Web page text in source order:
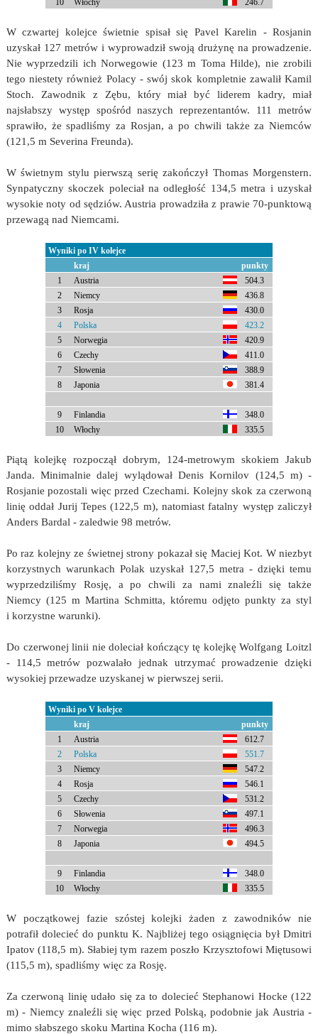
10 Włochy 246.7
W czwartej kolejce świetnie spisał się Pavel Karelin - Rosjanin
uzyskał 127 metrów i wyprowadził swoją drużynę na prowadzenie.
Nie wyprzedzili ich Norwegowie (123 m Toma Hilde), nie zrobili
tego niestety również Polacy - swój skok kompletnie zawalił Kamil
Stoch. Zawodnik z Zębu, który miał być liderem kadry, miał
najsłabszy występ spośród naszych reprezentantów. 111 metrów
sprawiło, że spadliśmy za Rosjan, a po chwili także za Niemców
(121,5 m Severina Freunda).
W świetnym stylu pierwszą serię zakończył Thomas Morgenstern.
Synpatyczny skoczek poleciał na odległość 134,5 metra i uzyskał
wysokie noty od sędziów. Austria prowadziła z prawie 70-punktową
przewagą nad Niemcami.
Wyniki po IV kolejce
kraj
punkty
1
Austria
504.3
2
Niemcy
436.8
3
Rosja
430.0
4
Polska
423.2
5
Norwegia
420.9
6
Czechy
411.0
7
Słowenia
388.9
8
Japonia 381.4
9 Finlandia
348.0
10
Włochy 335.5
Piątą kolejkę rozpoczął dobrym, 124-metrowym skokiem Jakub
Janda. Minimalnie dalej wylądował Denis Kornilov (124,5 m) -
Rosjanie pozostali więc przed Czechami. Kolejny skok za czerwoną
linię oddał Jurij Tepes (122,5 m), natomiast fatalny występ zaliczył
Anders Bardal - zaledwie 98 metrów.
Po raz kolejny ze świetnej strony pokazał się Maciej Kot. W niezbyt
korzystnych warunkach Polak uzyskał 127,5 metra - dzięki temu
wyprzedziliśmy Rosję, a po chwili za nami znaleźli się także
Niemcy (125 m Martina Schmitta, któremu odjęto punkty za styl
i korzystne warunki).
Do czerwonej linii nie doleciał kończący tę kolejkę Wolfgang Loitzl
- 114,5 metrów pozwalało jednak utrzymać prowadzenie dzięki
wysokiej przewadze uzyskanej w pierwszej serii.
Wyniki po V kolejce
kraj
punkty
1
Austria
612.7
2
Polska
551.7
3
Niemcy
547.2
4
Rosja
546.1
5
Czechy
531.2
6
Słowenia
497.1
7
Norwegia
496.3
8
Japonia 494.5
9 Finlandia
348.0
10
Włochy 335.5
W początkowej fazie szóstej kolejki żaden z zawodników nie
potrafił dolecieć do punktu K. Najbliżej tego osiągnięcia był Dmitri
Ipatov (118,5 m). Słabiej tym razem poszło Krzysztofowi Miętusowi
(115,5 m), spadliśmy więc za Rosję.
Za czerwoną linię udało się za to dolecieć Stephanowi Hocke (122
m) - Niemcy znaleźli się więc przed Polską, podobnie jak Austria -
mimo słabszego skoku Martina Kocha (116 m).